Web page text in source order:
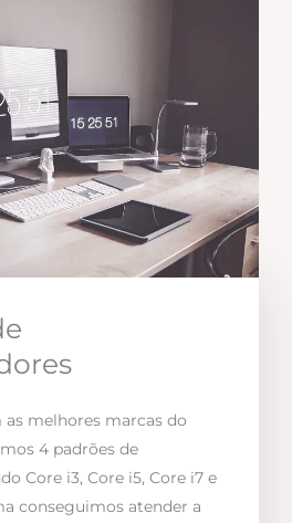
melhores marcas do
4 padrões de
Core i3, Core i5, Core i7 e
conseguimos atender a